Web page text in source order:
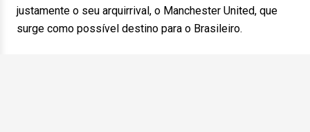
justamente o seu arquirrival, o Manchester United, que
surge como possível destino para o Brasileiro.